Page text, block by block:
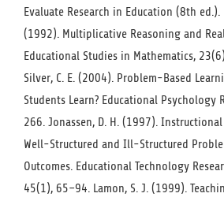
Evaluate Research in Education (8th ed.).
(1992). Multiplicative Reasoning and
Educational Studies in Mathematics,
Silver, C. E. (2004). Problem-Based
Students Learn? Educational Psychology
266. Jonassen, D. H. (1997).
Well-Structured and Ill-Structured
Outcomes. Educational Technology
45(1), 65–94. Lamon, S. J. (1999).